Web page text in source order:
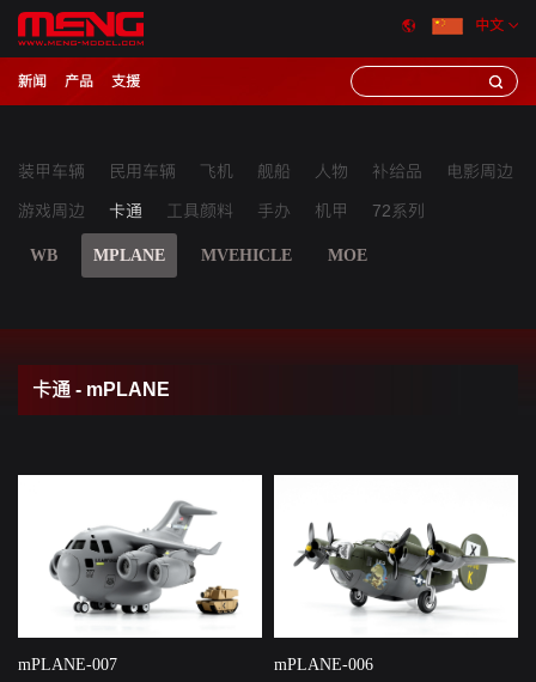
中文
新闻 产品 支援
装甲车辆 民用车辆 飞机 舰船 人物 补给品 电影周边
游戏周边 卡通
WB MPLANE MVEHICLE MOE
工具颜料 手办 机甲 72系列
卡通 - mPLANE
mPLANE-007 mPLANE-006